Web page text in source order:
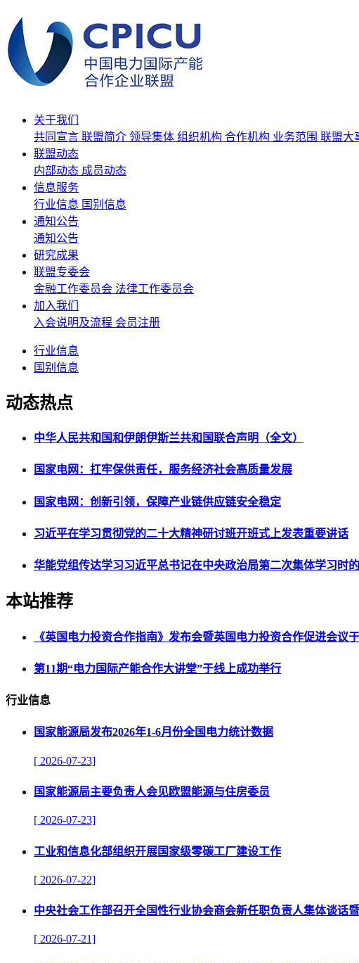
关于我们
共同宣言 联盟简介 领导集体 组织机构 合作机构 业务范围 联盟大
联盟动态
内部动态 成员动态
信息服务
行业信息 国别信息
通知公告
通知公告
研究成果
联盟专委会
金融工作委员会 法律工作委员会
加入我们
入会说明及流程 会员注册
行业信息
国别信息
动态热点
中华人民共和国和伊朗伊斯兰共和国联合声明（全文）
国家电网：扛牢保供责任，服务经济社会高质量发展
国家电网：创新引领，保障产业链供应链安全稳定
习近平在学习贯彻党的二十大精神研讨班开班式上发表重要讲话
华能党组传达学习习近平总书记在中央政治局第二次集体学习时
本站推荐
《英国电力投资合作指南》发布会暨英国电力投资合作促进会议
第11期“电力国际产能合作大讲堂”于线上成功举行
行业信息
国家能源局发布2026年1-6月份全国电力统计数据
[ 2026-07-23]
国家能源局主要负责人会见欧盟能源与住房委员
[ 2026-07-23]
工业和信息化部组织开展国家级零碳工厂建设工作
[ 2026-07-22]
中央社会工作部召开全国性行业协会商会新任职负责人集体谈话
[ 2026-07-21]